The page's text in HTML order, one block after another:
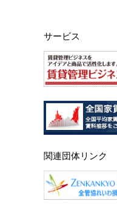
サービス
関連団体リンク